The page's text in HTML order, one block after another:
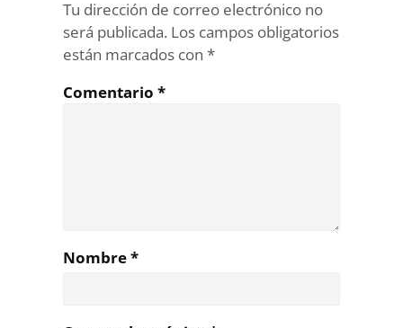
Tu dirección de correo electrónico no
será publicada. Los campos obligatorios
están marcados con *
Comentario *
Nombre*